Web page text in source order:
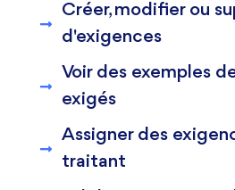
Créer, modifier ou
d'exigences
Voir des exemples
exigés
Assigner des
traitant